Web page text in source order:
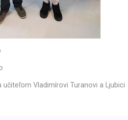
učiteľom Vladimírovi Turanovi a Ljubici